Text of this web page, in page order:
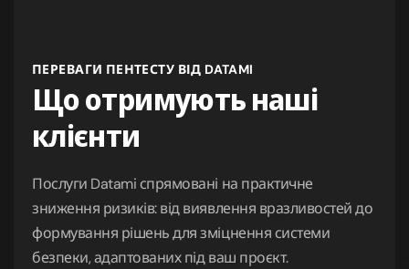
ПЕРЕВАГИ ПЕНТЕСТУ ВІД DATAMI
Що отримують наші
клієнти
Послуги Datami спрямовані на практичне
зниження ризиків: від виявлення вразливостей до
формування рішень для зміцнення системи
безпеки, адаптованих під ваш проєкт.